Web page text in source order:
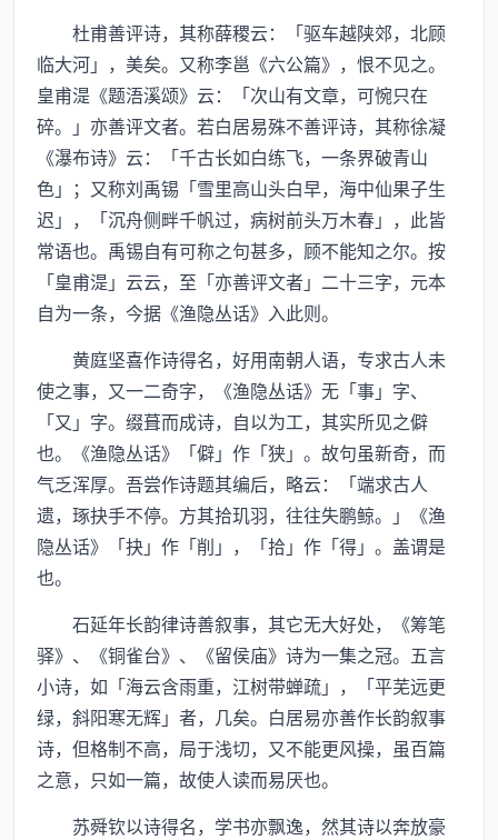
杜甫善评诗，其称薛稷云：「驱车越陕郊，北顾
临大河」，美矣。又称李邕《六公篇》，恨不见之。
皇甫湜《题浯溪颂》云：「次山有文章，可惋只在
碎。」亦善评文者。若白居易殊不善评诗，其称徐凝
《瀑布诗》云：「千古长如白练飞，一条界破青山
色」；又称刘禹锡「雪里高山头白早，海中仙果子生
迟」，「沉舟侧畔千帆过，病树前头万木春」，此皆
常语也。禹锡自有可称之句甚多，顾不能知之尔。按
「皇甫湜」云云，至「亦善评文者」二十三字，元本
自为一条，今据《渔隐丛话》入此则。
黄庭坚喜作诗得名，好用南朝人语，专求古人未
使之事，又一二奇字，《渔隐丛话》无「事」字、
「又」字。缀葺而成诗，自以为工，其实所见之僻
也。《渔隐丛话》「僻」作「狭」。故句虽新奇，而
气乏浑厚。吾尝作诗题其编后，略云：「端求古人
遗，琢抉手不停。方其拾玑羽，往往失鹏鲸。」《渔
隐丛话》「抉」作「削」，「拾」作「得」。盖谓是
也。
石延年长韵律诗善叙事，其它无大好处，《筹笔
驿》、《铜雀台》、《留侯庙》诗为一集之冠。五言
小诗，如「海云含雨重，江树带蝉疏」，「平芜远更
绿，斜阳寒无辉」者，几矣。白居易亦善作长韵叙事
诗，但格制不高，局于浅切，又不能更风操，虽百篇
之意，只如一篇，故使人读而易厌也。
苏舜钦以诗得名，学书亦飘逸，然其诗以奔放豪